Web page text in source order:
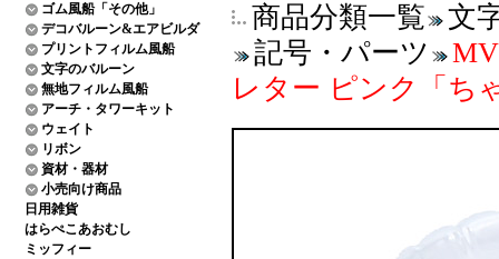
ゴム風船「その他」
デコバルーン&エアビルダ
プリントフィルム風船
文字のバルーン
無地フィルム風船
アーチ・タワーキット
ウェイト
リボン
資材・器材
小売向け商品
日用雑貨
はらぺこあおむし
ミッフィー
商品分類一覧
文
記号・パーツ
レター ピンク「ち